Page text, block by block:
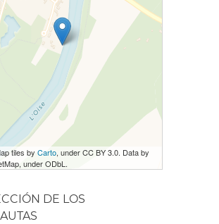
tiles by Carto, under CC BY 3.0. Data by
under ODbL.
DE LOS